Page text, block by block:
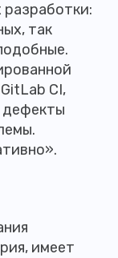
разработки:
так
CI,
дефекты
имеет